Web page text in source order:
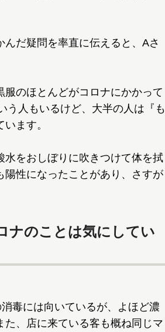
だ疑問を率直に伝えると、Aさ
服のほとんどがコロナにかかって
う人もいるけど、大半の人は『も
ます。
をおしぼりに吹きつけて体を拭
性になったことがあり、さすが
ナのことは気にしてい
毒には向いているが、よほど濃
、店に来ている客も概ね同じマ